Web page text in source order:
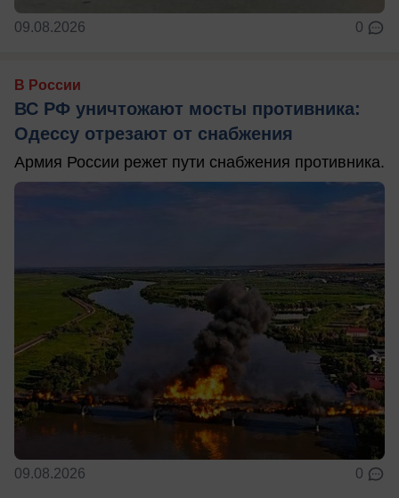
09.08.2026 0
В России
ВС РФ уничтожают мосты противника:
Одессу отрезают от снабжения
Армия России режет пути снабжения противника.
09.08.2026 0